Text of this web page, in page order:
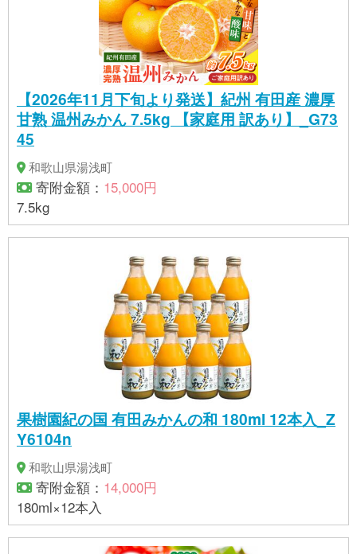
【2026年11月下旬より発送】紀州 有田産 濃厚
甘熟 温州みかん 7.5kg 【家庭用 訳あり】_G73
45
和歌山県湯浅町
寄附金額： 15,000円
7.5kg
果樹園紀の国 有田みかんの和 180ml 12本入_Z
Y6104n
和歌山県湯浅町
寄附金額： 14,000円
180ml×12本入